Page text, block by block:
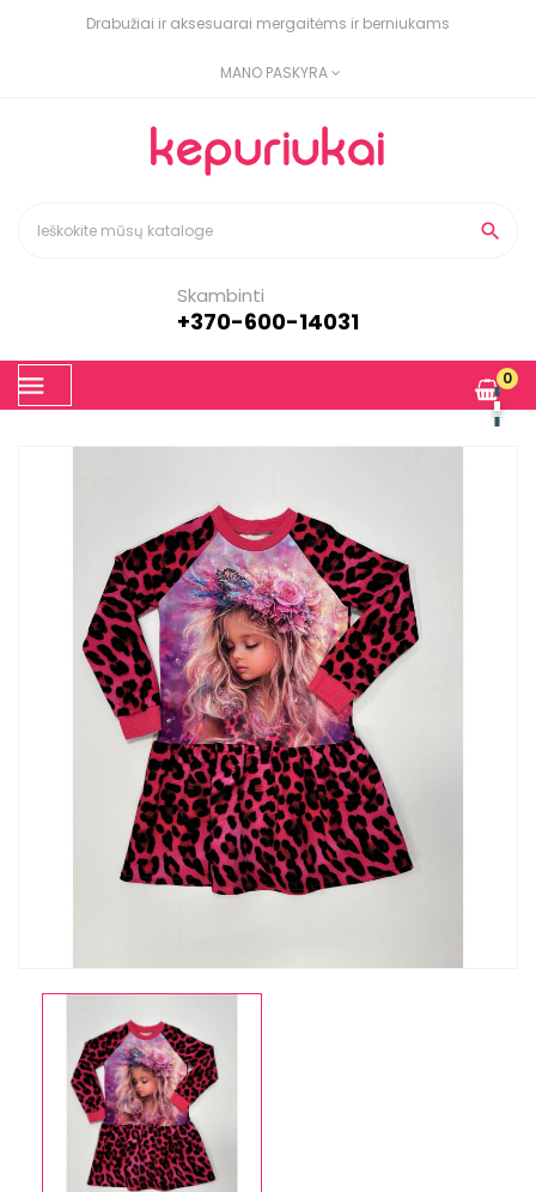
Drabužiai ir aksesuarai mergaitėms ir berniukams
MANO PASKYRA

Skambinti
+370-600-14031
Toggle
navigation
0